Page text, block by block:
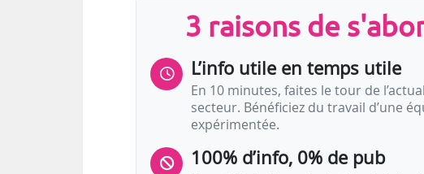
3 raisons de
L’info utile en temps utile
En 10 minutes, faites le tour de
secteur. Bénéficiez du travail d’une
expérimentée.
100% d’info, 0% de pub